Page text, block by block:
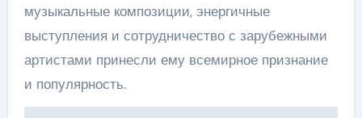
музыкальные композиции, энергичные
выступления и сотрудничество с зарубежными
артистами принесли ему всемирное признание
и популярность.